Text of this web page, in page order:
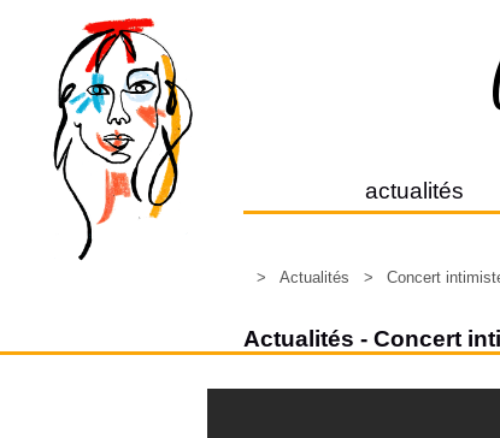
actualités
> Actualités > Concert
Actualités - Concert